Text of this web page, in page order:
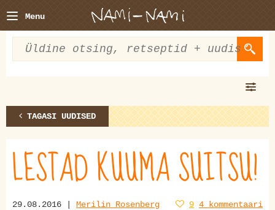
Menu
TAGASI UUDISED
LESTAD KUUMA SUITSU!
29.08.2016 | Merilin Rosenberg 9 4 kommentaari